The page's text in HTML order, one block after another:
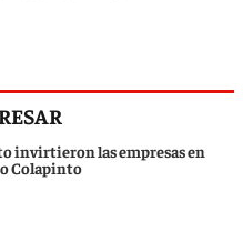
invirtieron las empresas en
Colapinto